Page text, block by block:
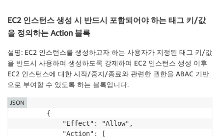
EC2 인스턴스 생성 시 반드시 포함되어야 하는 태그 키/값
을 정의하는 Action 블록
설명: EC2 인스턴스를 생성하고자 하는 사용자가 지정된 태그 키/값
을 반드시 사용하여 생성하도록 강제하여 EC2 인스턴스 생성 이후
EC2 인스턴스에 대한 시작/중지/종료와 관련한 권한을 ABAC 기반
으로 부여할 수 있도록 하는 블록입니다.
        {
            "Effect": "Allow",
            "Action": [
JSON